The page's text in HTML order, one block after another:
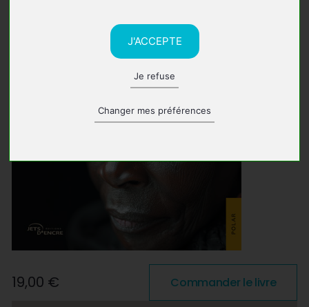
J'ACCEPTE
Je refuse
Changer mes préférences
19,00 € Commander le livre